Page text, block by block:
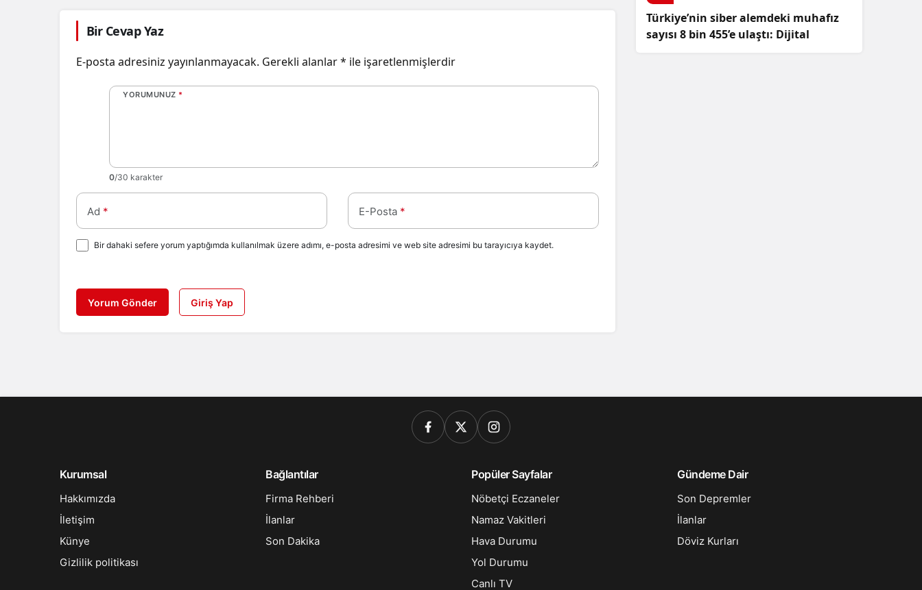
Bir Cevap Yaz
E-posta adresiniz yayınlanmayacak. Gerekli alanlar* ile işaretlenmişlerdir
YORUMUNUZ *
0/30 karakter
Ad * E-Posta *
Bir dahaki sefere yorum yaptığımda kullanılmak üzere adımı, e-posta adresimi ve web site adresimi bu tarayıcıya kaydet.
Yorum Gönder Giriş Yap
Türkiye’nin siber alemdeki muhafız
sayısı 8 bin 455’e ulaştı: Dijital
Kurumsal
Hakkımızda
İletişim
Künye
Gizlilik politikası
Bağlantılar
Firma Rehberi
İlanlar
Son Dakika
Popüler Sayfalar
Nöbetçi Eczaneler
Namaz Vakitleri
Hava Durumu
Yol Durumu
Canlı TV
Gündeme Dair
Son Depremler
İlanlar
Döviz Kurları